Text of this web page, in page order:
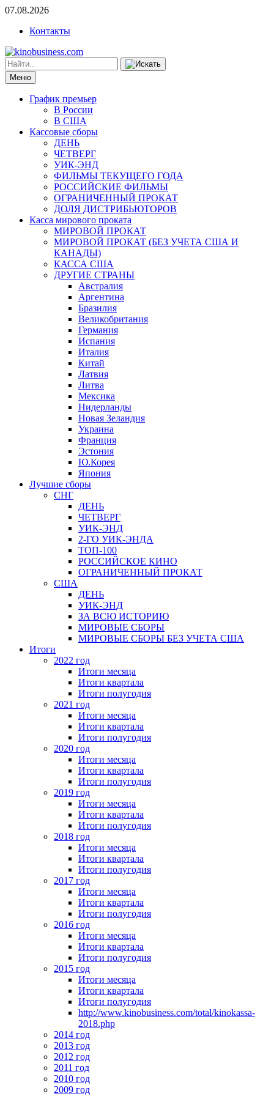
07.08.2026
Контакты
Меню
График премьер
В России
В США
Кассовые сборы
ДЕНЬ
ЧЕТВЕРГ
УИК-ЭНД
ФИЛЬМЫ ТЕКУЩЕГО ГОДА
РОССИЙСКИЕ ФИЛЬМЫ
ОГРАНИЧЕННЫЙ ПРОКАТ
ДОЛЯ ДИСТРИБЬЮТОРОВ
Касса мирового проката
МИРОВОЙ ПРОКАТ
МИРОВОЙ ПРОКАТ (БЕЗ УЧЕТА США И
КАНАДЫ)
КАССА США
ДРУГИЕ СТРАНЫ
Австралия
Аргентина
Бразилия
Великобритания
Германия
Испания
Италия
Китай
Латвия
Литва
Мексика
Нидерланды
Новая Зеландия
Украина
Франция
Эстония
Ю.Корея
Япония
Лучшие сборы
СНГ
ДЕНЬ
ЧЕТВЕРГ
УИК-ЭНД
2-ГО УИК-ЭНДА
ТОП-100
РОССИЙСКОЕ КИНО
ОГРАНИЧЕННЫЙ ПРОКАТ
США
ДЕНЬ
УИК-ЭНД
ЗА ВСЮ ИСТОРИЮ
МИРОВЫЕ СБОРЫ
МИРОВЫЕ СБОРЫ БЕЗ УЧЕТА США
Итоги
2022 год
Итоги месяца
Итоги квартала
Итоги полугодия
2021 год
Итоги месяца
Итоги квартала
Итоги полугодия
2020 год
Итоги месяца
Итоги квартала
Итоги полугодия
2019 год
Итоги месяца
Итоги квартала
Итоги полугодия
2018 год
Итоги месяца
Итоги квартала
Итоги полугодия
2017 год
Итоги месяца
Итоги квартала
Итоги полугодия
2016 год
Итоги месяца
Итоги квартала
Итоги полугодия
2015 год
Итоги месяца
Итоги квартала
Итоги полугодия
http://www.kinobusiness.com/total/kinokassa-
2018.php
2014 год
2013 год
2012 год
2011 год
2010 год
2009 год